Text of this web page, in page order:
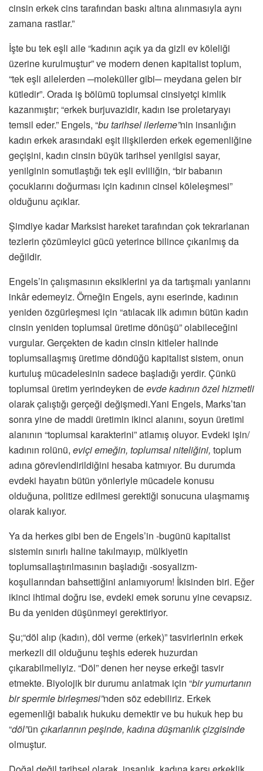
cinsin erkek cins tarafından baskı altına alınmasıyla aynı
zamana rastlar.”
İşte bu tek eşli aile “kadının açık ya da gizli ev köleliği
üzerine kurulmuştur” ve modern denen kapitalist toplum,
“tek eşli ailelerden ─moleküller gibi─ meydana gelen bir
kütledir”. Orada iş bölümü toplumsal cinsiyetçi kimlik
kazanmıştır; “erkek burjuvazidir, kadın ise proletaryayı
temsil eder.” Engels, “bu tarihsel ilerleme”nin insanlığın
kadın erkek arasındaki eşit ilişkilerden erkek egemenliğine
geçişini, kadın cinsin büyük tarihsel yenilgisi sayar,
yenilginin somutlaştığı tek eşli evliliğin, “bir babanın
çocuklarını doğurması için kadının cinsel köleleşmesi”
olduğunu açıklar.
Şimdiye kadar Marksist hareket tarafından çok tekrarlanan
tezlerin çözümleyici gücü yeterince bilince çıkarılmış da
değildir.
Engels’in çalışmasının eksiklerini ya da tartışmalı yanlarını
inkâr edemeyiz. Örneğin Engels, aynı eserinde, kadının
yeniden özgürleşmesi için “atılacak ilk adımın bütün kadın
cinsin yeniden toplumsal üretime dönüşü” olabileceğini
vurgular. Gerçekten de kadın cinsin kitleler halinde
toplumsallaşmış üretime döndüğü kapitalist sistem, onun
kurtuluş mücadelesinin sadece başladığı yerdir. Çünkü
toplumsal üretim yerindeyken deevde kadının özel hizmetli
olarak çalıştığı gerçeği değişmedi.Yani Engels, Marks’tan
sonra yine de maddi üretimin ikinci alanını, soyun üretimi
alanının “toplumsal karakterini” atlamış oluyor. Evdeki işin/
kadının rolünü, eviçi emeğin, toplumsal niteliğini, toplum
adına görevlendirildiğini hesaba katmıyor. Bu durumda
evdeki hayatın bütün yönleriyle mücadele konusu
olduğuna, politize edilmesi gerektiği sonucuna ulaşmamış
olarak kalıyor.
Ya da herkes gibi ben de Engels’in -bugünü kapitalist
sistemin sınırlı haline takılmayıp, mülkiyetin
toplumsallaştırılmasının başladığı -sosyalizm-
koşullarından bahsettiğini anlamıyorum! İkisinden biri. Eğer
ikinci ihtimal doğru ise, evdeki emek sorunu yine cevapsız.
Bu da yeniden düşünmeyi gerektiriyor.
Şu;“döl alıp (kadın), döl verme (erkek)” tasvirlerinin erkek
merkezli dil olduğunu teşhis ederek huzurdan
çıkarabilmeliyiz. “Döl” denen her neyse erkeği tasvir
etmekte. Biyolojik bir durumu anlatmak için “bir yumurtanın
bir spermle birleşmesi”nden söz edebiliriz. Erkek
egemenliği babalık hukuku demektir ve bu hukuk hep bu
“döl”ün çıkarlarının peşinde, kadına düşmanlık çizgisinde
olmuştur.